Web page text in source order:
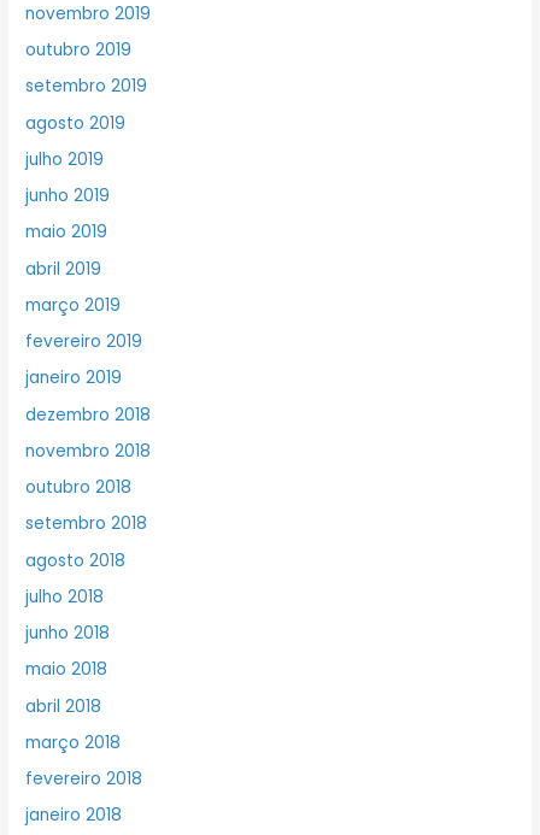
novembro 2019
outubro 2019
setembro 2019
agosto 2019
julho 2019
junho 2019
maio 2019
abril 2019
março 2019
fevereiro 2019
janeiro 2019
dezembro 2018
novembro 2018
outubro 2018
setembro 2018
agosto 2018
julho 2018
junho 2018
maio 2018
abril 2018
março 2018
fevereiro 2018
janeiro 2018